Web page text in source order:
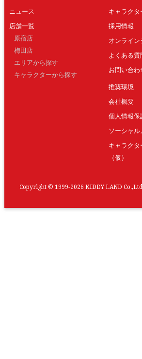
ニュース
店舗一覧
原宿店
梅田店
エリアから探す
キャラクターから探す
キャラクタ
採用情報
オンライン
よくある質
お問い合わ
推奨環境
会社概要
個人情報保
ソーシャ
キャラクタ
（仮）
Copyright © 1999-2026 KIDDY LAND